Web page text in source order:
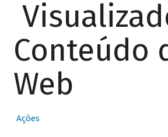
Conteúdo
Web
Ações